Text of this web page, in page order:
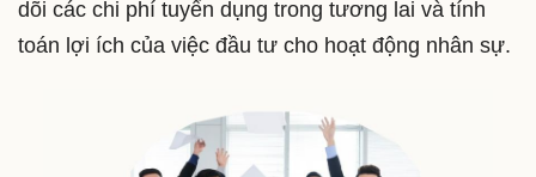
dõi các chi phí tuyển dụng trong tương lai và tính
toán lợi ích của việc đầu tư cho hoạt động nhân sự.